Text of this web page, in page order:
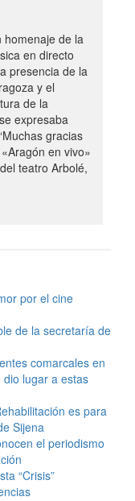
de la
en directo
presencia de la
y el
de la
expresaba
gracias
en vivo»
teatro Arbolé,
por el cine
de la secretaría de
comarcales en
lugar a estas
es para
Sijena
el periodismo
“Crisis”